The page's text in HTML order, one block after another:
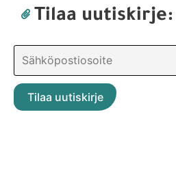
Tilaa uutiskirje: